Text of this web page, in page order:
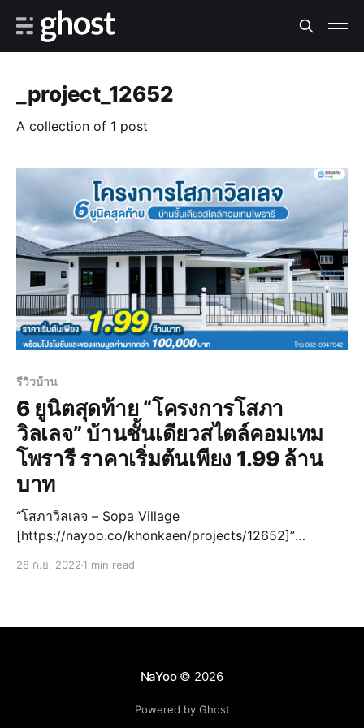
_project_12652
A collection of 1 post
รีวิวบ้าน
6 ยูนิตสุดท้าย “โครงการโสภา
วิลเลจ” บ้านชั้นเดียวสไตล์คอมเทม
โพรารี ราคาเริ่มต้นเพียง 1.99 ล้าน
บาท
“โสภาวิลเลจ – Sopa Village
[https://nayoo.co/khonkaen/projects/12652]”
28 ก.ย. 2022 1 min read
NaYoo© 2026
Powered by Ghost